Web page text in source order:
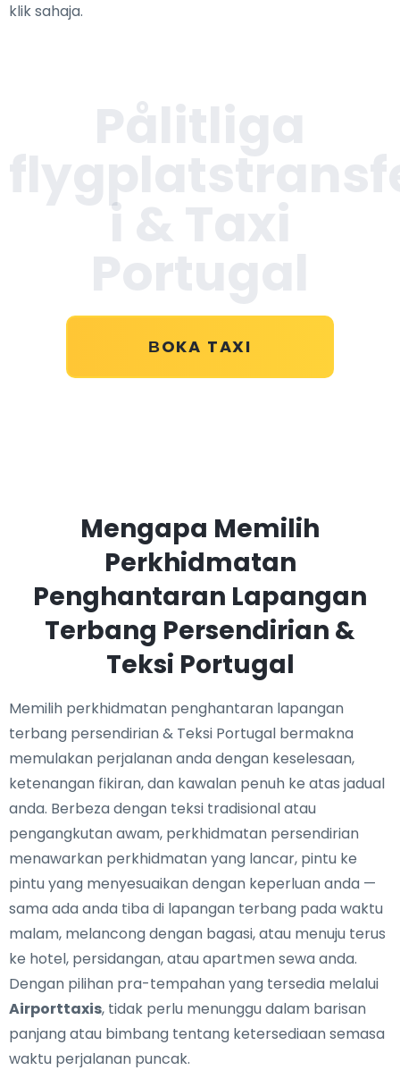
klik sahaja.
i
ВOKA TAXI
Mengapa Memilih
Perkhidmatan
Penghantaran Lapangan
Terbang Persendirian &
Teksi Portugal
Memilih perkhidmatan penghantaran lapangan
terbang persendirian & Teksi Portugal bermakna
memulakan perjalanan anda dengan keselesaan,
ketenangan fikiran, dan kawalan penuh ke atas jadual
anda. Berbeza dengan teksi tradisional atau
pengangkutan awam, perkhidmatan persendirian
menawarkan perkhidmatan yang lancar, pintu ke
pintu yang menyesuaikan dengan keperluan anda —
sama ada anda tiba di lapangan terbang pada waktu
malam, melancong dengan bagasi, atau menuju terus
ke hotel, persidangan, atau apartmen sewa anda.
Dengan pilihan pra-tempahan yang tersedia melalui
Airporttaxis, tidak perlu menunggu dalam barisan
panjang atau bimbang tentang ketersediaan semasa
waktu perjalanan puncak.